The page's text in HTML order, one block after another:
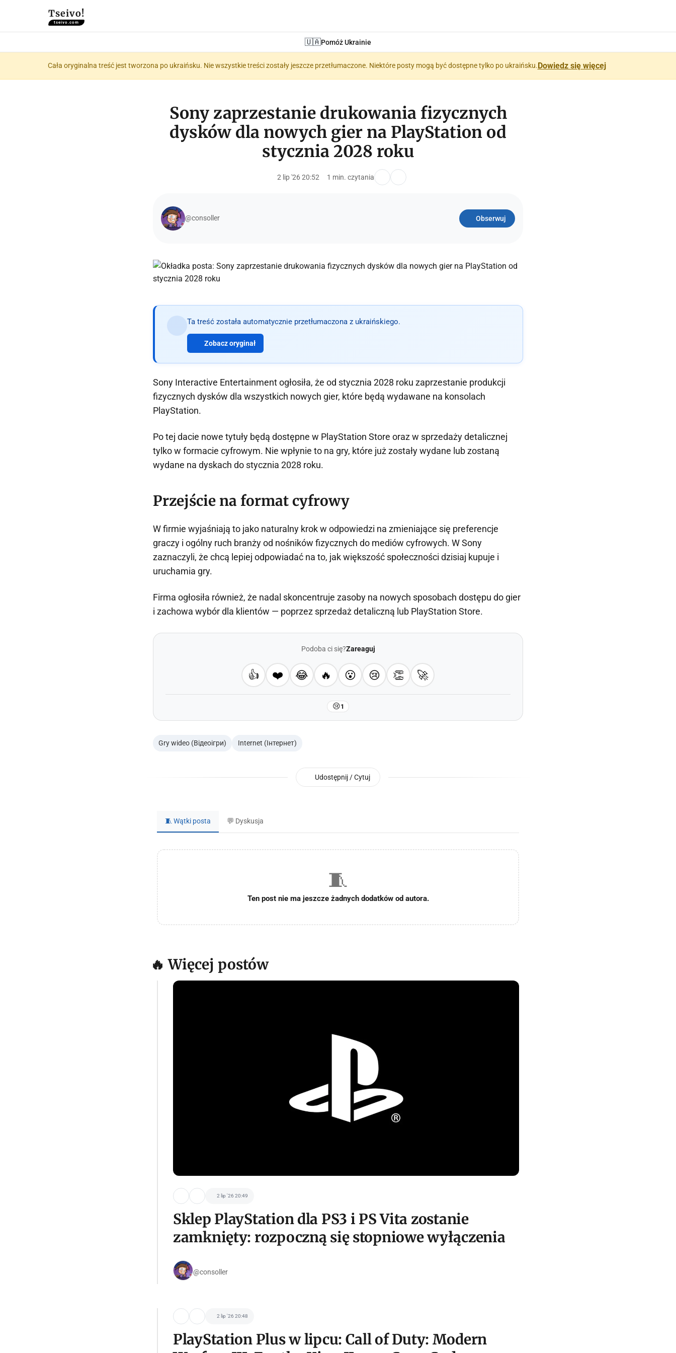
Tseivo!
tseivo.com
🇺🇦Pomóż Ukrainie
Cała oryginalna treść jest tworzona po ukraińsku. Nie wszystkie treści zostały jeszcze przetłumaczone. Niektóre posty mogą być dostępne tylko po ukraińsku.Dowiedz się więcej
Sony zaprzestanie drukowania fizycznych
dysków dla nowych gier na PlayStation od
stycznia 2028 roku
2 lip '26 20:52 1 min. czytania
@consoller Obserwuj
Ta treść została automatycznie przetłumaczona z ukraińskiego.
Zobacz oryginał
Sony Interactive Entertainment ogłosiła, że od stycznia 2028 roku zaprzestanie produkcji
fizycznych dysków dla wszystkich nowych gier, które będą wydawane na konsolach
PlayStation.
Po tej dacie nowe tytuły będą dostępne w PlayStation Store oraz w sprzedaży detalicznej
tylko w formacie cyfrowym. Nie wpłynie to na gry, które już zostały wydane lub zostaną
wydane na dyskach do stycznia 2028 roku.
Przejście na format cyfrowy
W firmie wyjaśniają to jako naturalny krok w odpowiedzi na zmieniające się preferencje
graczy i ogólny ruch branży od nośników fizycznych do mediów cyfrowych. W Sony
zaznaczyli, że chcą lepiej odpowiadać na to, jak większość społeczności dzisiaj kupuje i
uruchamia gry.
Firma ogłosiła również, że nadal skoncentruje zasoby na nowych sposobach dostępu do gier
i zachowa wybór dla klientów — poprzez sprzedaż detaliczną lub PlayStation Store.
Podoba ci się?Zareaguj
👍 ❤️ 😂 🔥 😮 😢 👏 🚀
😢1
Gry wideo (Відеоігри) Internet (Інтернет)
Udostępnij / Cytuj
🧵 Wątki posta 💬 Dyskusja
🧵
Ten post nie ma jeszcze żadnych dodatków od autora.
🔥 Więcej postów
2 lip '26 20:49
Sklep PlayStation dla PS3 i PS Vita zostanie
zamknięty: rozpoczną się stopniowe wyłączenia
@consoller
2 lip '26 20:48
PlayStation Plus w lipcu: Call of Duty: Modern